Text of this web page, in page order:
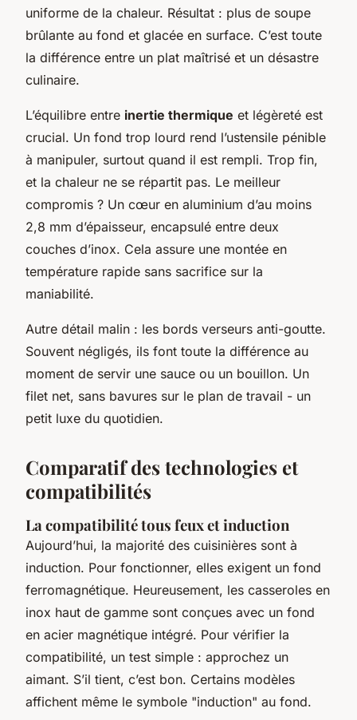
uniforme de la chaleur. Résultat : plus de soupe
brûlante au fond et glacée en surface. C’est toute
la différence entre un plat maîtrisé et un désastre
culinaire.
L’équilibre entre inertie thermique et légèreté est
crucial. Un fond trop lourd rend l’ustensile pénible
à manipuler, surtout quand il est rempli. Trop fin,
et la chaleur ne se répartit pas. Le meilleur
compromis ? Un cœur en aluminium d’au moins
2,8 mm d’épaisseur, encapsulé entre deux
couches d’inox. Cela assure une montée en
température rapide sans sacrifice sur la
maniabilité.
Autre détail malin : les bords verseurs anti-goutte.
Souvent négligés, ils font toute la différence au
moment de servir une sauce ou un bouillon. Un
filet net, sans bavures sur le plan de travail - un
petit luxe du quotidien.
Comparatif des technologies et
compatibilités
La compatibilité tous feux et induction
Aujourd’hui, la majorité des cuisinières sont à
induction. Pour fonctionner, elles exigent un fond
ferromagnétique. Heureusement, les casseroles en
inox haut de gamme sont conçues avec un fond
en acier magnétique intégré. Pour vérifier la
compatibilité, un test simple : approchez un
aimant. S’il tient, c’est bon. Certains modèles
affichent même le symbole "induction" au fond.